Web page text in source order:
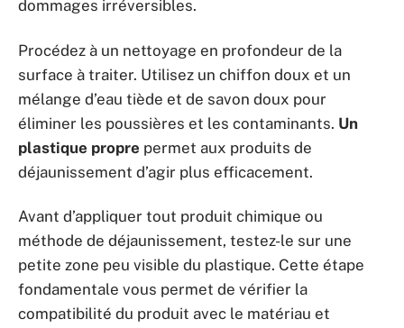
dommages irréversibles.
Procédez à un nettoyage en profondeur de la
surface à traiter. Utilisez un chiffon doux et un
mélange d’eau tiède et de savon doux pour
éliminer les poussières et les contaminants. Un
plastique propre permet aux produits de
déjaunissement d’agir plus efficacement.
Avant d’appliquer tout produit chimique ou
méthode de déjaunissement, testez-le sur une
petite zone peu visible du plastique. Cette étape
fondamentale vous permet de vérifier la
compatibilité du produit avec le matériau et